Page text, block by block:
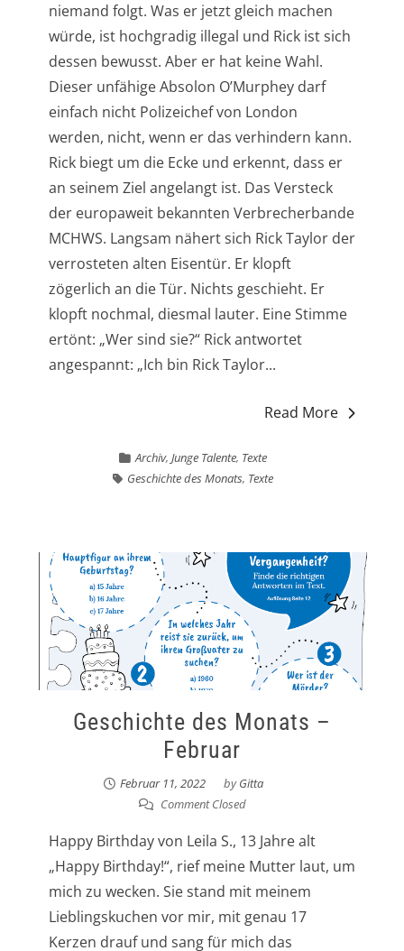
niemand folgt. Was er jetzt gleich machen
würde, ist hochgradig illegal und Rick ist sich
dessen bewusst. Aber er hat keine Wahl.
Dieser unfähige Absolon O’Murphey darf
einfach nicht Polizeichef von London
werden, nicht, wenn er das verhindern kann.
Rick biegt um die Ecke und erkennt, dass er
an seinem Ziel angelangt ist. Das Versteck
der europaweit bekannten Verbrecherbande
MCHWS. Langsam nähert sich Rick Taylor der
verrosteten alten Eisentür. Er klopft
zögerlich an die Tür. Nichts geschieht. Er
klopft nochmal, diesmal lauter. Eine Stimme
ertönt: „Wer sind sie?“ Rick antwortet
angespannt: „Ich bin Rick Taylor...
Read More
Archiv, Junge Talente, Texte
Geschichte des Monats, Texte
Geschichte des Monats –
Februar
Februar 11, 2022 byGitta
Comment Closed
Happy Birthday von Leila S., 13 Jahre alt
„Happy Birthday!“, rief meine Mutter laut, um
mich zu wecken. Sie stand mit meinem
Lieblingskuchen vor mir, mit genau 17
Kerzen drauf und sang für mich das